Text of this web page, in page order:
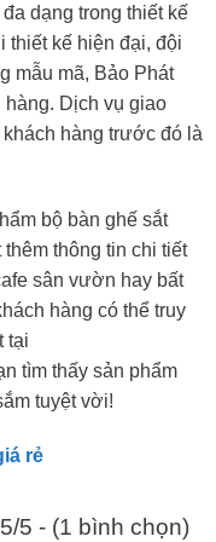
dạng trong thiết kế
thiết kế hiện đại, đội
mẫu mã, Bảo Phát
Dịch vụ giao
hàng trước đó là
bộ bàn ghế sắt
thông tin chi tiết
sân vườn hay bất
hàng có thể truy
tại
tìm thấy sản phẩm
tuyệt vời!
rẻ
5/5 - (1 bình chọn)